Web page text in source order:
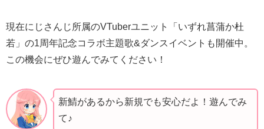
現在にじさんじ所属のVTuberユニット「いずれ菖蒲か杜
若」の1周年記念コラボ主題歌&ダンスイベントも開催中。
この機会にぜひ遊んでみてください！
新鯖があるから新規でも安心だよ！遊んでみ
て♪